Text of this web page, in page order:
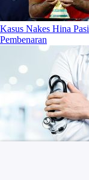
Kasus Nakes Hina
Pembenaran